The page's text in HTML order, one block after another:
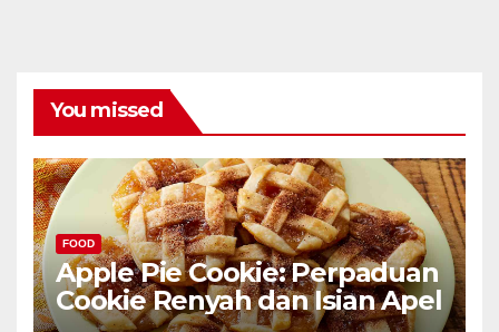
You missed
FOOD
Apple Pie Cookie: Perpaduan
Cookie Renyah dan Isian Apel